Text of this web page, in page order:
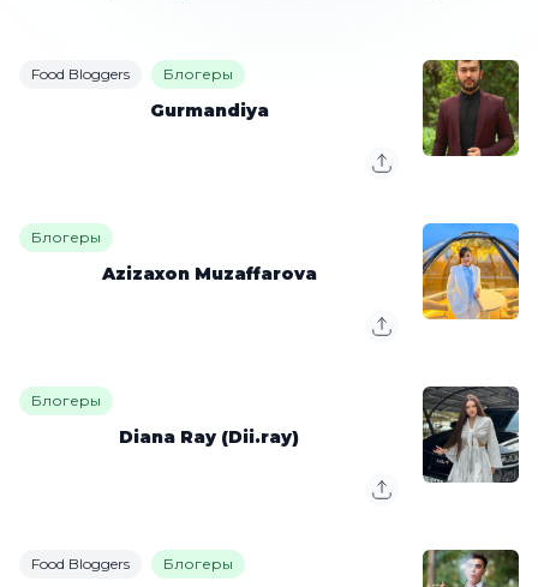
Food Bloggers Блогеры
Gurmandiya
Блогеры
Azizaxon Muzaffarova
Блогеры
Diana Ray (Dii.ray)
Food Bloggers Блогеры